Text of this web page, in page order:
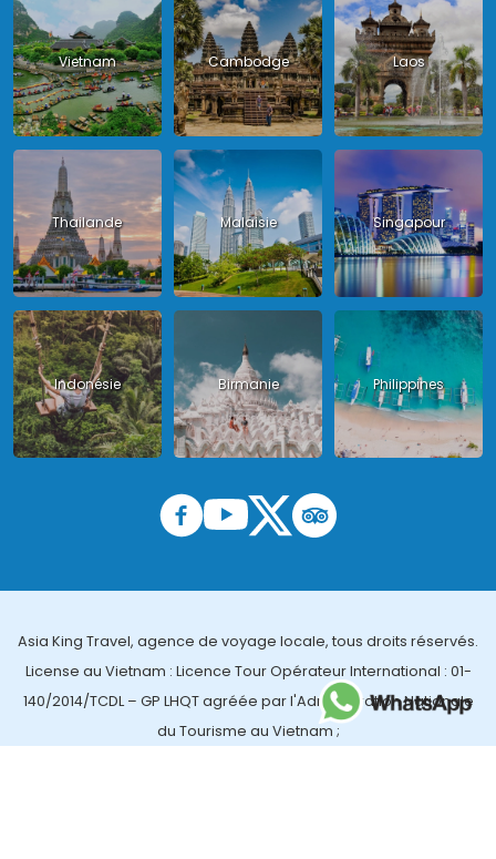
Vietnam Cambodge Laos
Thailande Malaisie Singapour
Indonésie Birmanie Philippines
Asia King Travel, agence de voyage locale, tous droits réservés.
License au Vietnam : Licence Tour Opérateur International : 01-
140/2014/TCDL – GP LHQT agréée par l'Administration Nationale
du Tourisme au Vietnam ;